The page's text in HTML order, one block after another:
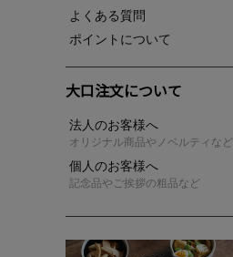
よくある質問
ポイントについて
大口注文について
法人のお客様へ
オリジナル商品やノベルティなど
個人のお客様へ
記念品やご挨拶の粗品など